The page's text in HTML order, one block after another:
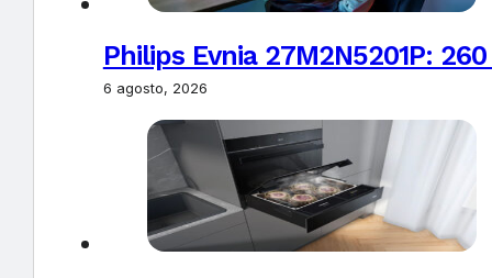
Philips Evnia 27M2N5201P:
6 agosto, 2026